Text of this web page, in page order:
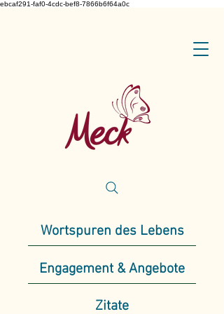
ebcaf291-faf0-4cdc-bef8-7866b6f64a0c
Wortspuren des Lebens
Engagement & Angebote
Zitate